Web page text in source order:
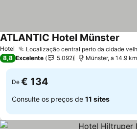
Hotel Localização central perto da cidade
ATLANTIC Hotel Münster
8,8 Excelente 5.092 Münster, a 14.9
De € 134
Consulte os preços de 11 sites